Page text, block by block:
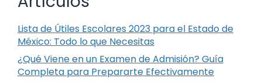
Lista de Útiles Escolares 2023 para el Estado de
México: Todo lo que Necesitas
¿Qué Viene en un Examen de Admisión? Guía
Completa para Prepararte Efectivamente